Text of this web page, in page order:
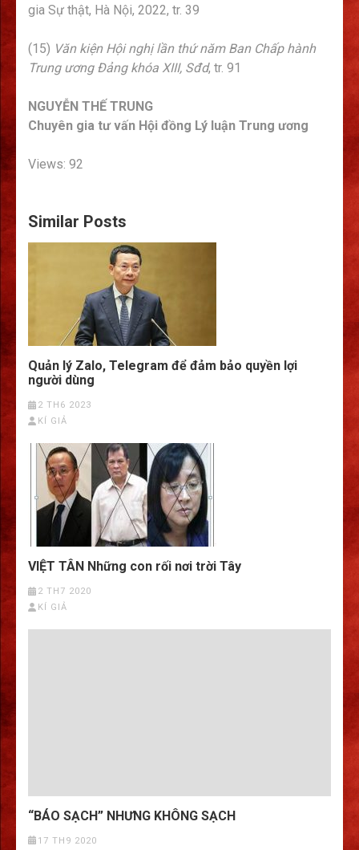
gia Sự thật, Hà Nội, 2022, tr. 39
(15) Văn kiện Hội nghị lần thứ năm Ban Chấp hành
Trung ương Đảng khóa XIII, Sđd, tr. 91
NGUYỄN THẾ TRUNG
Chuyên gia tư vấn Hội đồng Lý luận Trung ương
Views: 92
Similar Posts
Quản lý Zalo, Telegram để đảm bảo quyền lợi
người dùng
2 TH6 2023
KÍ GIẢ
VIỆT TÂN Những con rối nơi trời Tây
2 TH7 2020
KÍ GIẢ
“BÁO SẠCH” NHƯNG KHÔNG SẠCH
17 TH9 2020